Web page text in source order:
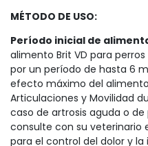
MÉTODO DE USO:
Período inicial de
alimento Brit VD para
por un período de hasta 6
efecto máximo del
Articulaciones y Movilidad
caso de artrosis aguda o
consulte con su veterinario
para el control del dolor y